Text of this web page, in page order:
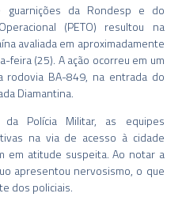
guarnições da Rondesp e do
(PETO) resultou na
avaliada em aproximadamente
feira (25). A ação ocorreu em um
BA-849, na entrada do
Diamantina.
Polícia Militar, as equipes
na via de acesso à cidade
em atitude suspeita. Ao notar a
apresentou nervosismo, o que
dos policiais.